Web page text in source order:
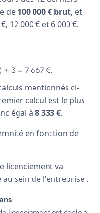
de 100 000 € brut, et
12 000 € et 6 000 €.
3 = 7 667 €.
mentionnés ci-
calcul est le plus
égal à 8 333 €.
en fonction de
licenciement va
sein de l'entreprise :